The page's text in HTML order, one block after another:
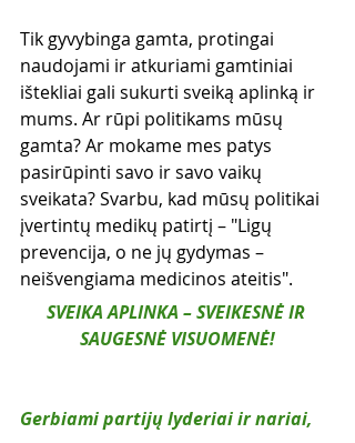
Tik gyvybinga gamta, protingai
naudojami ir atkuriami gamtiniai
ištekliai gali sukurti sveiką aplinką ir
mums. Ar rūpi politikams mūsų
gamta? Ar mokame mes patys
pasirūpinti savo ir savo vaikų
sveikata? Svarbu, kad mūsų politikai
įvertintų medikų patirtį – "Ligų
prevencija, o ne jų gydymas –
neišvengiama medicinos ateitis".
SVEIKA APLINKA – SVEIKESNĖ IR
SAUGESNĖ VISUOMENĖ!
Gerbiami partijų lyderiai ir nariai,